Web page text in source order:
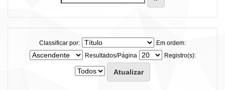
Classificar por:
Em ordem:
Resultados/Página
Registro(s):